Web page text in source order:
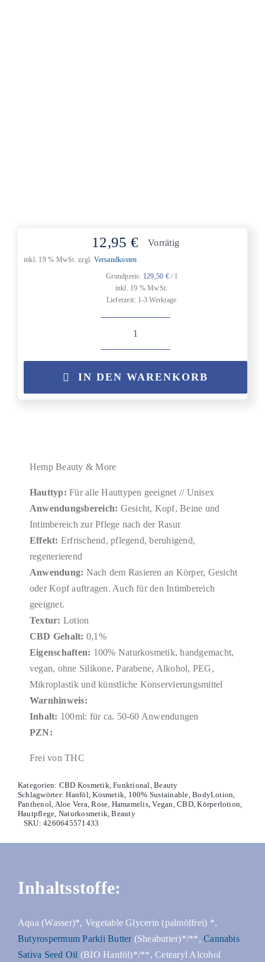
12,95€ Vorrätig
inkl. 19 % MwSt. zzgl. Versandkosten
Grundpreis: 129,50 €/ l
inkl. 19 % MwSt.
Lieferzeit: 1-3 Werktage
AfterShave
IN DEN WARENKORB
Hemp Beauty & More
Hauttyp: Für alle Hauttypen geeignet // Unisex
Anwendungsbereich: Gesicht, Kopf, Beine und
Intimbereich zur Pflege nach der Rasur
Effekt: Erfrischend, pflegend, beruhigend,
regenerierend
Anwendung: Nach dem Rasieren an Körper, Gesicht
oder Kopf auftragen. Auch für den Intimbereich
geeignet.
Textur: Lotion
CBD Gehalt: 0,1%
Eigenschaften: 100% Naturkosmetik, handgemacht,
vegan, ohne Silikone, Parabene, Alkohol, PEG,
Mikroplastik und künstliche Konservierungsmittel
Warnhinweis:
Inhalt: 100ml: für ca. 50-60 Anwendungen
PZN:
Frei von THC
Kategorien: CBD Kosmetik,Funktional,Beauty
Schlagwörter:Hanföl,Kosmetik, 100% Sustainable,BodyLotion,
Panthenol, Aloe Vera,Rose, Hamamelis,Vegan,CBD,Körperlotion,
Hautpflege, Naturkosmetik,Beauty
SKU:4260645571433
Inhaltsstoffe:
Aqua (Wasser)*, Vegetable Glycerin (palmölfrei) *,
Butyrospermum Parkii Butter(Sheabutter)*/**,Cannabis
Sativa Seed Oil (BIO Hanföl)*/**, Cetearyl Alcohol